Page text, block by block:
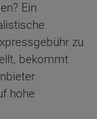
Ein
zu
bekommt
hohe